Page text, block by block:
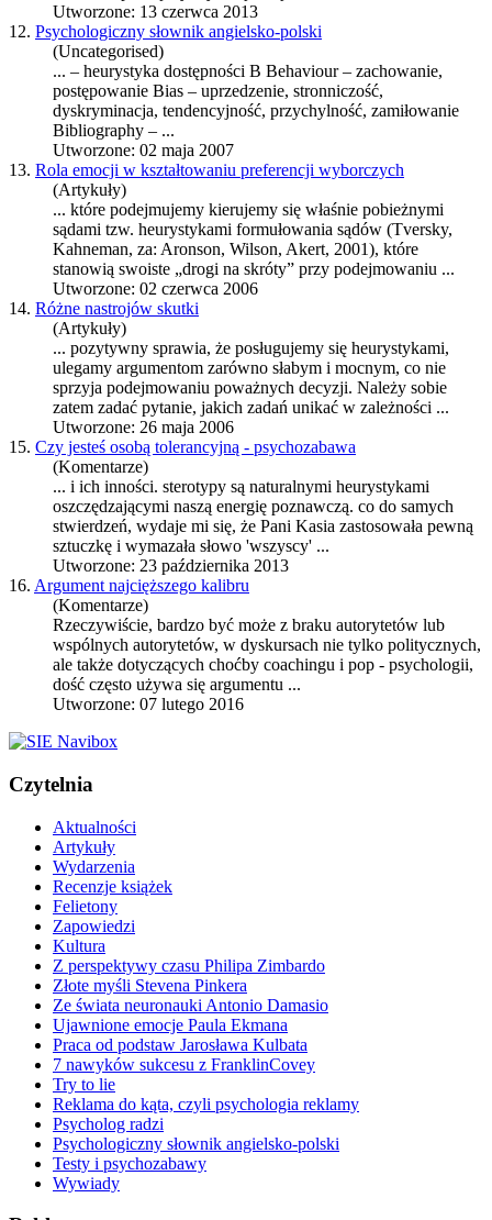
Utworzone: 13 czerwca 2013
12. Psychologiczny słownik angielsko-polski
(Uncategorised)
... – heurystyka dostępności B Behaviour – zachowanie,
postępowanie Bias – uprzedzenie, stronniczość,
dyskryminacja, tendencyjność, przychylność, zamiłowanie
Bibliography – ...
Utworzone: 02 maja 2007
13. Rola emocji w kształtowaniu preferencji wyborczych
(Artykuły)
... które podejmujemy kierujemy się właśnie pobieżnymi
sądami tzw. heurystykami formułowania sądów (Tversky,
Kahneman, za: Aronson, Wilson, Akert, 2001), które
stanowią swoiste „drogi na skróty” przy podejmowaniu ...
Utworzone: 02 czerwca 2006
14. Różne nastrojów skutki
(Artykuły)
... pozytywny sprawia, że posługujemy się heurystykami,
ulegamy argumentom zarówno słabym i mocnym, co nie
sprzyja podejmowaniu poważnych decyzji. Należy sobie
zatem zadać pytanie, jakich zadań unikać w zależności ...
Utworzone: 26 maja 2006
15. Czy jesteś osobą tolerancyjną - psychozabawa
(Komentarze)
... i ich inności. sterotypy są naturalnymi heurystykami
oszczędzającymi naszą energię poznawczą. co do samych
stwierdzeń, wydaje mi się, że Pani Kasia zastosowała pewną
sztuczkę i wymazała słowo 'wszyscy' ...
Utworzone: 23 października 2013
16. Argument najcięższego kalibru
(Komentarze)
Rzeczywiście, bardzo być może z braku autorytetów lub
wspólnych autorytetów, w dyskursach nie tylko politycznych,
ale także dotyczących choćby coachingu i pop - psychologii,
dość często używa się argumentu ...
Utworzone: 07 lutego 2016
Czytelnia
Aktualności
Artykuły
Wydarzenia
Recenzje książek
Felietony
Zapowiedzi
Kultura
Z perspektywy czasu Philipa Zimbardo
Złote myśli Stevena Pinkera
Ze świata neuronauki Antonio Damasio
Ujawnione emocje Paula Ekmana
Praca od podstaw Jarosława Kulbata
7 nawyków sukcesu z FranklinCovey
Try to lie
Reklama do kąta, czyli psychologia reklamy
Psycholog radzi
Psychologiczny słownik angielsko-polski
Testy i psychozabawy
Wywiady